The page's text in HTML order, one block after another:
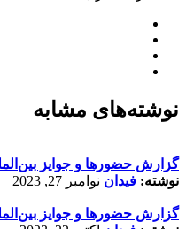
نوشته‌های مشابه
گزارش حضورها و جوایز بین‌المللی
نوشته: فیدان نوامبر 27, 2023
گزارش حضورها و جوایز بین‌المللی